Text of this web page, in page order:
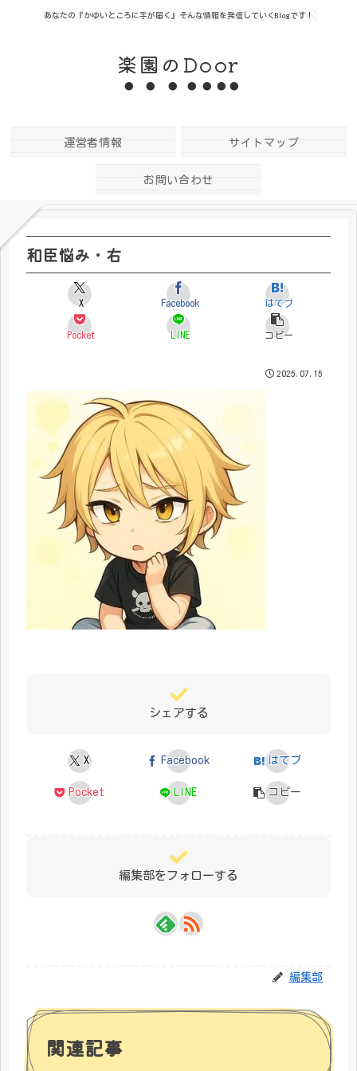
あなたの『かゆいところに手が届く』そんな情報を発信していくBlogです！
楽園のDoor
運営者情報 サイトマップ
お問い合わせ
和臣悩み・右
X Facebook はてブ
Pocket LINE コピー
2025.07.15
シェアする
X Facebook はてブ
Pocket LINE コピー
編集部をフォローする
編集部
関連記事